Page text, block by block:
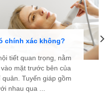
chính xác không?
tiết quan trọng, nằm
mặt trước bên của
Tuyến giáp gồm
nhau qua ...